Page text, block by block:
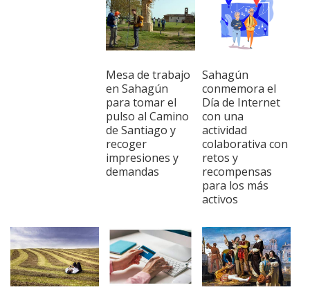
Mesa de trabajo
en Sahagún
para tomar el
pulso al Camino
de Santiago y
recoger
impresiones y
demandas
Sahagún
conmemora el
Día de Internet
con una
actividad
colaborativa con
retos y
recompensas
para los más
activos